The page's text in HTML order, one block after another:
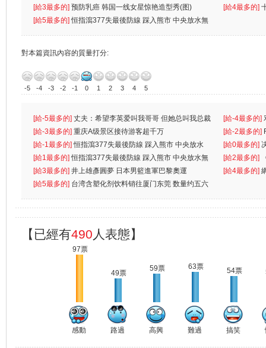
[給3最多的] 预防乳癌 韩国一线女星惊艳造型秀(图) [給4最多的]
[給5最多的]恒指瀉377失最後防線 踩入熊市 中央放水無
對本篇資訊內容的質量打分:
-5 -4 -3 -2 -1 0 1 2 3 4 5
[給-5最多的] 丈夫：希望李英爱叫我哥哥 但她总叫我总裁
先
[給-4最多的]
离
[給-3最多的] 重庆A级景区接待游客超千万 [給-2最多的]
[給-1最多的]恒指瀉377失最後防線 踩入熊市 中央放水
無
[給0最多的]
[給1最多的]恒指瀉377失最後防線 踩入熊市 中央放水無 [給2最多的]
[給3最多的] 井上雄彥圓夢 日本男籃進軍巴黎奧運 [給4最多的]
[給5最多的] 台湾含塑化剂饮料销往厦门东莞 数量约五六
【已經有490 人表態】
97票
感動
49票
路過
59票
高興
63票
難過
54票
搞笑